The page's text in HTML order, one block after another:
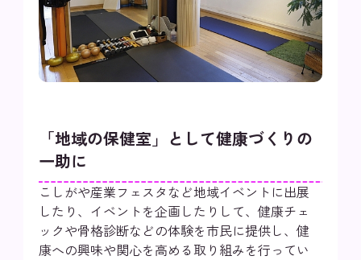
「地域の保健室」として健康づくりの
一助に
こしがや産業フェスタなど地域イベントに出展
したり、イベントを企画したりして、健康チェ
ックや骨格診断などの体験を市民に提供し、健
康への興味や関心を高める取り組みを行ってい